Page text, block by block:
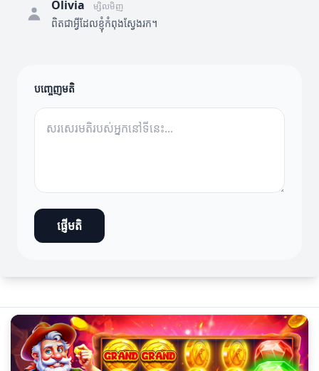
Olivia ម្សិលមិញ
ពិតជាអ្វីដែលខ្ញុំកំពុងស្វែងរក។
បញ្ចេញមតិ
ផ្ញើមតិ